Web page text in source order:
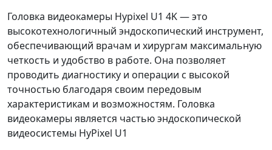
Головка видеокамеры Hypixel U1 4K — это
высокотехнологичный эндоскопический инструмент,
обеспечивающий врачам и хирургам максимальную
четкость и удобство в работе. Она позволяет
проводить диагностику и операции с высокой
точностью благодаря своим передовым
характеристикам и возможностям. Головка
видеокамеры является частью эндоскопической
видеосистемы HyPixel U1